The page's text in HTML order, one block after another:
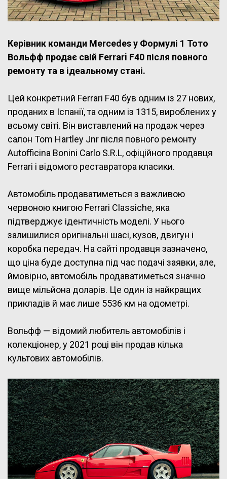
Керівник команди Mercedes у Формулі 1 Тото
Вольфф продає свій Ferrari F40 після повного
ремонту та в ідеальному стані.
Цей конкретний Ferrari F40 був одним із 27 нових,
проданих в Іспанії, та одним із 1315, вироблених у
всьому світі. Він виставлений на продаж через
салон Tom Hartley Jnr після повного ремонту
Autofficina Bonini Carlo S.R.L, офіційного продавця
Ferrari і відомого реставратора класики.
Автомобіль продаватиметься з важливою
червоною книгою Ferrari Classiche, яка
підтверджує ідентичність моделі. У нього
залишилися оригінальні шасі, кузов, двигун і
коробка передач. На сайті продавця зазначено,
що ціна буде доступна під час подачі заявки, але,
ймовірно, автомобіль продаватиметься значно
вище мільйона доларів. Це один із найкращих
прикладів й має лише 5536 км на одометрі.
Вольфф — відомий любитель автомобілів і
колекціонер, у 2021 році він продав кілька
культових автомобілів.